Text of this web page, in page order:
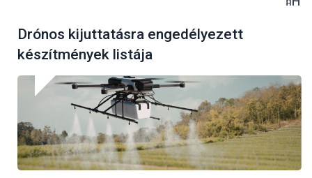
Drónos kijuttatásra engedélyezett
készítmények listája